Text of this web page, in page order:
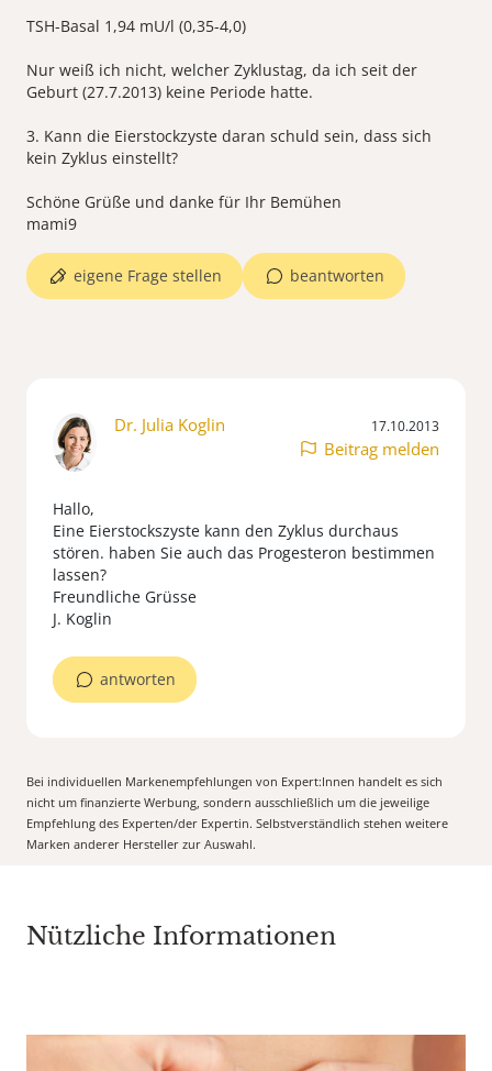
TSH-Basal 1,94 mU/l (0,35-4,0)
Nur weiß ich nicht, welcher Zyklustag, da ich seit der
Geburt (27.7.2013) keine Periode hatte.
3. Kann die Eierstockzyste daran schuld sein, dass sich
kein Zyklus einstellt?
Schöne Grüße und danke für Ihr Bemühen
mami9
beantworten
eigene Frage stellen
Dr. Julia Koglin 17.10.2013
Beitrag melden
Hallo,
Eine Eierstockszyste kann den Zyklus durchaus
stören. haben Sie auch das Progesteron bestimmen
lassen?
Freundliche Grüsse
J. Koglin
antworten
Bei individuellen Markenempfehlungen von Expert:Innen handelt es sich
nicht um finanzierte Werbung, sondern ausschließlich um die jeweilige
Empfehlung des Experten/der Expertin. Selbstverständlich stehen weitere
Marken anderer Hersteller zur Auswahl.
Nützliche Informationen